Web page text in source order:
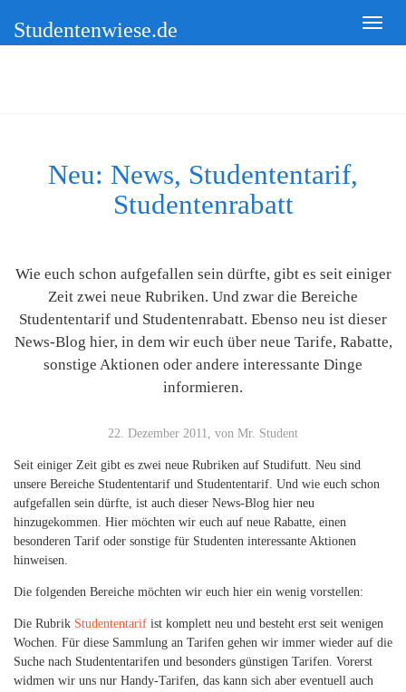
Studentenwiese.de
Neu: News, Studententarif,
Studentenrabatt
Wie euch schon aufgefallen sein dürfte, gibt es seit einiger
Zeit zwei neue Rubriken. Und zwar die Bereiche
Studententarif und Studentenrabatt. Ebenso neu ist dieser
News-Blog hier, in dem wir euch über neue Tarife, Rabatte,
sonstige Aktionen oder andere interessante Dinge
informieren.
22. Dezember 2011, von Mr. Student
Seit einiger Zeit gibt es zwei neue Rubriken auf Studifutt. Neu sind
unsere Bereiche Studententarif und Studententarif. Und wie euch schon
aufgefallen sein dürfte, ist auch dieser News-Blog hier neu
hinzugekommen. Hier möchten wir euch auf neue Rabatte, einen
besonderen Tarif oder sonstige für Studenten interessante Aktionen
hinweisen.
Die folgenden Bereiche möchten wir euch hier ein wenig vorstellen:
Die Rubrik Studententarif ist komplett neu und besteht erst seit wenigen
Wochen. Für diese Sammlung an Tarifen gehen wir immer wieder auf die
Suche nach Studententarifen und besonders günstigen Tarifen. Vorerst
widmen wir uns nur Handy-Tarifen, das kann sich aber eventuell auch